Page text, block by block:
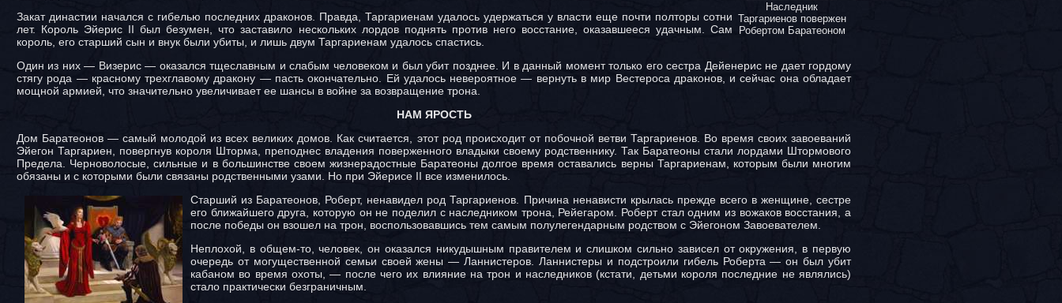
Наследник
Таргариенов повержен
Робертом Баратеоном
Закат династии начался с гибелью последних драконов. Правда, Таргариенам удалось удержаться у власти еще почти полторы сотни
лет. Король Эйерис II был безумен, что заставило нескольких лордов поднять против него восстание, оказавшееся удачным. Сам
король, его старший сын и внук были убиты, и лишь двум Таргариенам удалось спастись.
Один из них — Визерис — оказался тщеславным и слабым человеком и был убит позднее. И в данный момент только его сестра Дейенерис не дает гордому
стягу рода — красному трехглавому дракону — пасть окончательно. Ей удалось невероятное — вернуть в мир Вестероса драконов, и сейчас она обладает
мощной армией, что значительно увеличивает ее шансы в войне за возвращение трона.
НАМ ЯРОСТЬ
Дом Баратеонов — самый молодой из всех великих домов. Как считается, этот род происходит от побочной ветви Таргариенов. Во время своих завоеваний
Эйегон Таргариен, повергнув короля Шторма, преподнес владения поверженного владыки своему родственнику. Так Баратеоны стали лордами Штормового
Предела. Черноволосые, сильные и в большинстве своем жизнерадостные Баратеоны долгое время оставались верны Таргариенам, которым были многим
обязаны и с которыми были связаны родственными узами. Но при Эйерисе II все изменилось.
Старший из Баратеонов, Роберт, ненавидел род Таргариенов. Причина ненависти крылась прежде всего в женщине, сестре
его ближайшего друга, которую он не поделил с наследником трона, Рейегаром. Роберт стал одним из вожаков восстания, а
после победы он взошел на трон, воспользовавшись тем самым полулегендарным родством с Эйегоном Завоевателем.
Неплохой, в общем-то, человек, он оказался никудышным правителем и слишком сильно зависел от окружения, в первую
очередь от могущественной семьи своей жены — Ланнистеров. Ланнистеры и подстроили гибель Роберта — он был убит
кабаном во время охоты, — после чего их влияние на трон и наследников (кстати, детьми короля последние не являлись)
стало практически безграничным.